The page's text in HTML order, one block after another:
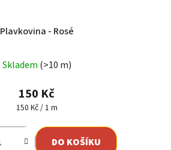
Plavkovina - Rosé
Skladem (>10 m)
150 Kč
Měrná
150 Kč / 1 m
DO KOŠÍKU